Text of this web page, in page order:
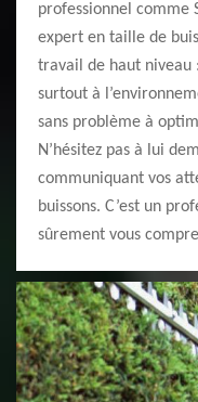
professionnel comme
expert en taille de
travail de haut niveau
surtout à
sans problème à
N’hésitez pas à lui
communiquant vos
buissons. C’est un
sûrement vous